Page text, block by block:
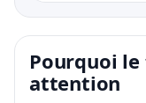
Pourquoi
attention